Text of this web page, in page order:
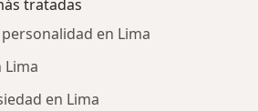
tratadas
en Lima
Lima
en Lima